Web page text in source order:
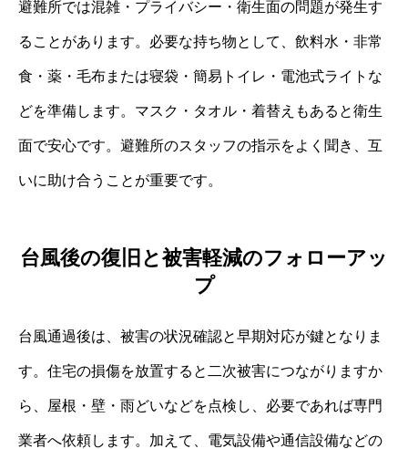
避難所では混雑・プライバシー・衛生面の問題が発生す
ることがあります。必要な持ち物として、飲料水・非常
食・薬・毛布または寝袋・簡易トイレ・電池式ライトな
どを準備します。マスク・タオル・着替えもあると衛生
面で安心です。避難所のスタッフの指示をよく聞き、互
いに助け合うことが重要です。
台風後の復旧と被害軽減のフォローアッ
プ
台風通過後は、被害の状況確認と早期対応が鍵となりま
す。住宅の損傷を放置すると二次被害につながりますか
ら、屋根・壁・雨どいなどを点検し、必要であれば専門
業者へ依頼します。加えて、電気設備や通信設備などの